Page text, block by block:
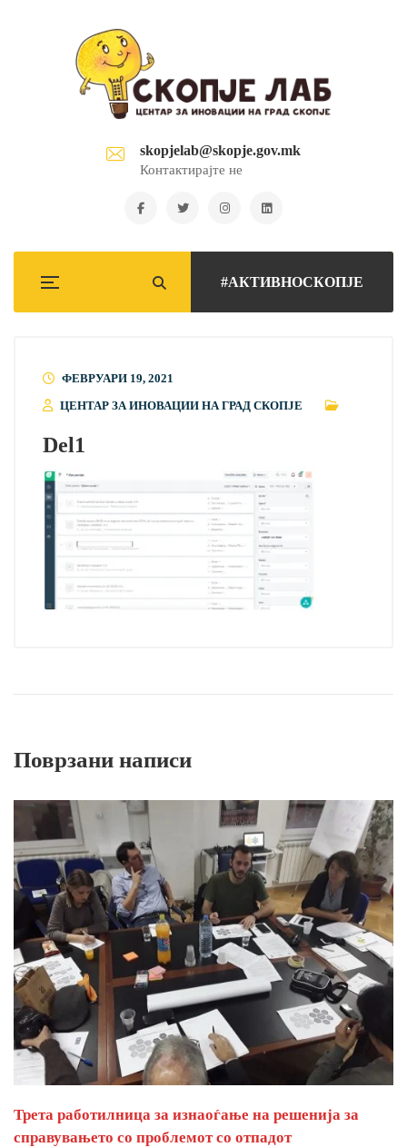
skopjelab@skopje.gov.mk
Контактирајте не
#АКТИВНОСКОПЈЕ
ФЕВРУАРИ 19, 2021
ЦЕНТАР ЗА ИНОВАЦИИ НА ГРАД СКОПЈЕ
Del1
Поврзани написи
Трета работилница за изнаоѓање на решенија за
справувањето со проблемот со отпадот